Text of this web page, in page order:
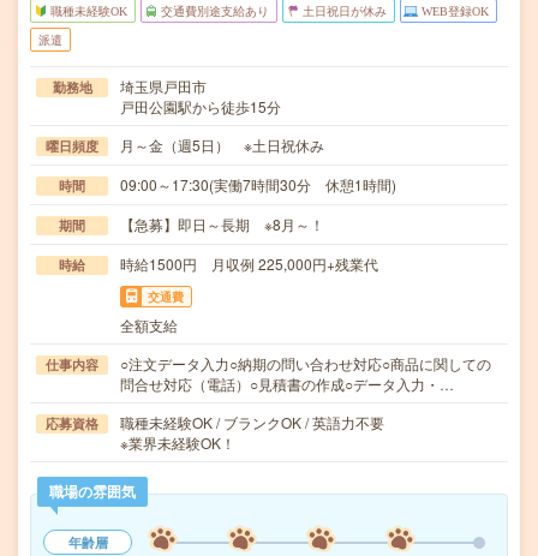
職種未経験OK 交通費別途支給あり 土日祝日が休み WEB登録OK
派遣
勤務地
埼玉県戸田市
戸田公園駅から徒歩15分
曜日頻度 月～金（週5日） ※土日祝休み
時間 09:00～17:30(実働7時間30分 休憩1時間)
期間 【急募】即日～長期 ※8月～！
時給 時給1500円 月収例 225,000円+残業代
交通費
全額支給
仕事内容
○注文データ入力○納期の問い合わせ対応○商品に関しての
問合せ対応（電話）○見積書の作成○データ入力・…
応募資格
職種未経験OK / ブランクOK / 英語力不要
※業界未経験OK！
職場の雰囲気
年齢層